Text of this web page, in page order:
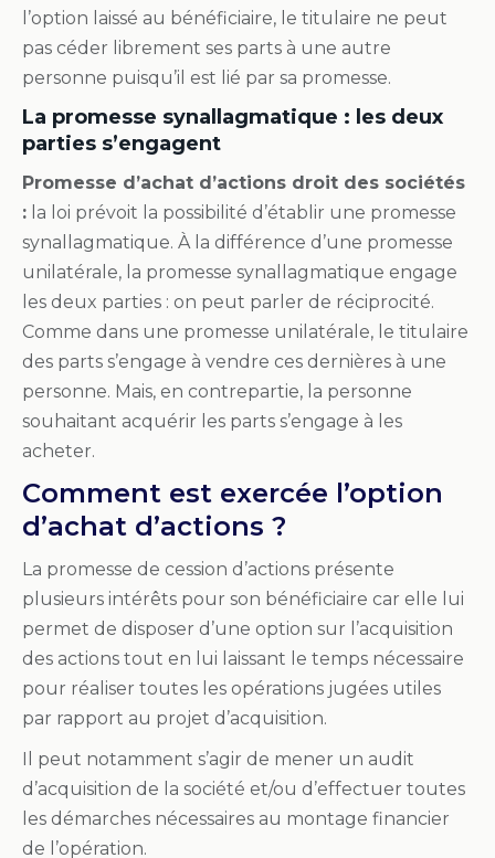
l’option laissé au bénéficiaire, le titulaire ne peut
pas céder librement ses parts à une autre
personne puisqu’il est lié par sa promesse.
La promesse synallagmatique : les deux
parties s’engagent
Promesse d’achat d’actions droit des sociétés
: la loi prévoit la possibilité d’établir une promesse
synallagmatique. À la différence d’une promesse
unilatérale, la promesse synallagmatique engage
les deux parties : on peut parler de réciprocité.
Comme dans une promesse unilatérale, le titulaire
des parts s’engage à vendre ces dernières à une
personne. Mais, en contrepartie, la personne
souhaitant acquérir les parts s’engage à les
acheter.
Comment est exercée l’option
d’achat d’actions ?
La promesse de cession d’actions présente
plusieurs intérêts pour son bénéficiaire car elle lui
permet de disposer d’une option sur l’acquisition
des actions tout en lui laissant le temps nécessaire
pour réaliser toutes les opérations jugées utiles
par rapport au projet d’acquisition.
Il peut notamment s’agir de mener un audit
d’acquisition de la société et/ou d’effectuer toutes
les démarches nécessaires au montage financier
de l’opération.